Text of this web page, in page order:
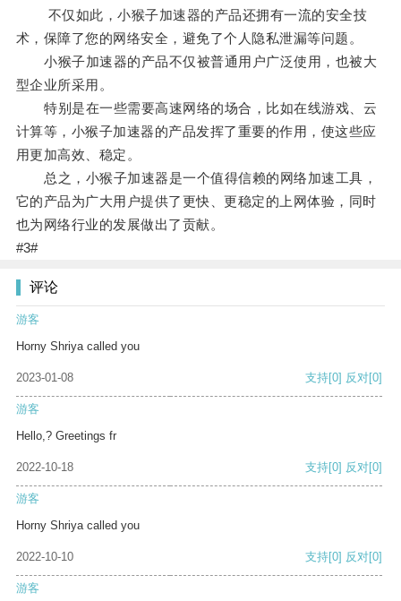
不仅如此，小猴子加速器的产品还拥有一流的安全技
术，保障了您的网络安全，避免了个人隐私泄漏等问题。
小猴子加速器的产品不仅被普通用户广泛使用，也被大
型企业所采用。
特别是在一些需要高速网络的场合，比如在线游戏、云
计算等，小猴子加速器的产品发挥了重要的作用，使这些应
用更加高效、稳定。
总之，小猴子加速器是一个值得信赖的网络加速工具，
它的产品为广大用户提供了更快、更稳定的上网体验，同时
也为网络行业的发展做出了贡献。
#3#
评论
游客
Horny Shriya called you
2023-01-08 支持[0] 反对[0]
游客
Hello,? Greetings fr
2022-10-18 支持[0] 反对[0]
游客
Horny Shriya called you
2022-10-10 支持[0] 反对[0]
游客